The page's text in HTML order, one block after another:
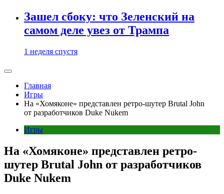
Зашел сбоку: что Зеленский на
самом деле увез от Трампа
1 неделя спустя
Главная
Игры
На «Хомяконе» представлен ретро-шутер Brutal John
от разработчиков Duke Nukem
Игры
На «Хомяконе» представлен ретро-
шутер Brutal John от разработчиков
Duke Nukem